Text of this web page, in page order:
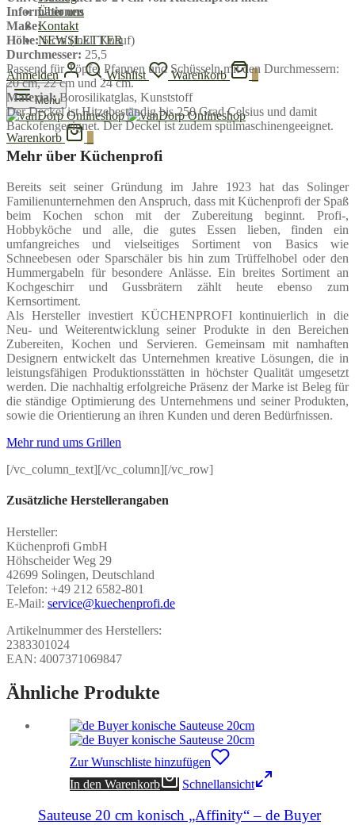
Über uns
Kontakt
NEWSLETTER
Anmelden Wishlist Warenkorb 0
Menu
Warenkorb
Informationen
Maße:
Höhe:6cm (inkl. Knauf)
Durchmesser: 25,5
Passend für Töpfe, Pfannen und Schüsseln mit den Durchmessern:
20 cm, 22 cm und 24 cm.
Material:Borosilikatglas, Kunststoff
Der Deckel ist Hitzebeständig bis 250 Grad Celsius und damit
Backofengeeignet. Der Deckel ist zudem spülmaschinengeeignet.
Mehr über Küchenprofi
Bereits seit seiner Gründung im Jahre 1923 hat das Solinger
Familienunternehmen den Anspruch, dass mit Küchenprofi der Spaß
beim Kochen schon mit der Zubereitung beginnt. Profi-,
Hobbyköche und alle, die gutes Essen lieben, finden ein
umfangreiches und vielseitiges Sortiment von Basics wie
Schneebesen oder Sparschäler bis hin zum Trüffelhobel oder den
Hummergabeln für besondere Anlässe. Ein breites Sortiment an
Kochgeschirr und Gussbrätern zählt heute ebenso zum
Kernsortiment.
Als Hersteller investiert KÜCHENPROFI kontinuierlich in die
Neu- und Weiterentwicklung seiner Produkte in den Bereichen
Zubereiten, Kochen und Servieren. Gemeinsam mit namhaften
Designern entwickelt das Unternehmen kreative Lösungen, die in
leistungsfähigen Produktionsstätten in höchster Qualität umgesetzt
werden. Die nachhaltig erfolgreiche Präsenz der Marke ist Beleg für
die ständige Optimierung des Unternehmens und seiner Produkten,
sowie die Orientierung an ihren Kunden und deren Bedürfnissen.
Mehr rund ums Grillen
[/vc_column_text][/vc_column][/vc_row]
Zusätzliche Herstellerangaben
Hersteller:
Küchenprofi GmbH
Höhscheider Weg 29
42699 Solingen, Deutschland
Telefon: +49 212 6582-801
E-Mail: service@kuechenprofi.de
Artikelnummer des Herstellers:
2383301024
EAN: 4007371069847
Ähnliche Produkte
Zur Wunschliste hinzufügen
In den Warenkorb
Schnellansicht
Sauteuse 20 cm konisch „Affinity“ – de Buyer